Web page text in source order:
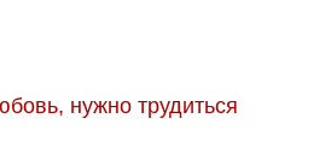
нужно трудиться